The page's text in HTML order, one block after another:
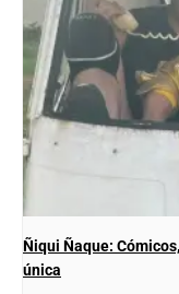
Ñiqui Ñaque:
única